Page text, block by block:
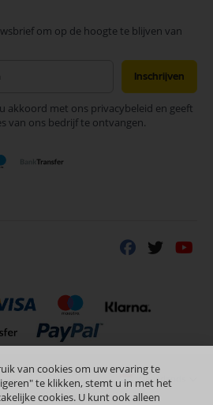
om op de hoogte te blijven van
Inschrijven
akkoord met ons privacybeleid en geeft
van ons bedrijf te ontvangen.
van cookies om uw ervaring te
te klikken, stemt u in met het
cookies. U kunt ook alleen
Nederlands